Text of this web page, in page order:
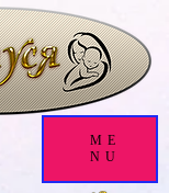
ME
NU